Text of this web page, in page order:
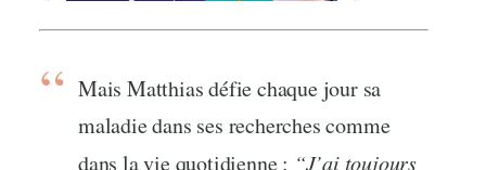
Mais Matthias défie chaque jour sa
maladie dans ses recherches comme
dans la vie quotidienne : “J’ai toujours